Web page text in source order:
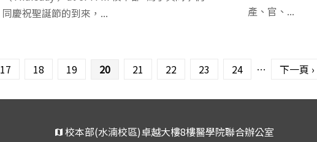
同慶祝聖誕節的到來，...
產、官、...
17 18 19 20 21 22 23 24 … 下一頁 ›
校本部(水湳校區)卓越大樓8樓醫學院聯合辦公室